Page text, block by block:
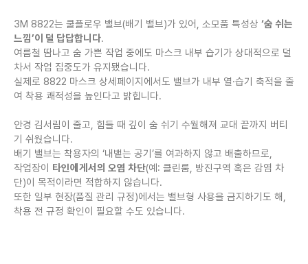
3M 8822는 쿨플로우 밸브(배기 밸브)가 있어, 소모품 특성상 ‘숨 쉬는
느낌’이 덜 답답합니다.
여름철 땀나고 숨 가쁜 작업 중에도 마스크 내부 습기가 상대적으로 덜
차서 작업 집중도가 유지됐습니다.
실제로 8822 마스크 상세페이지에서도 밸브가 내부 열·습기 축적을 줄
여 착용 쾌적성을 높인다고 밝힙니다.
안경 김서림이 줄고, 힘들 때 깊이 숨 쉬기 수월해져 교대 끝까지 버티
기 쉬웠습니다.
배기 밸브는 착용자의 ‘내뱉는 공기’를 여과하지 않고 배출하므로,
작업장이 타인에게서의 오염 차단(예: 클린룸, 방진구역 혹은 감염 차
단)이 목적이라면 적합하지 않습니다.
또한 일부 현장(품질 관리 규정)에서는 밸브형 사용을 금지하기도 해,
착용 전 규정 확인이 필요할 수도 있습니다.